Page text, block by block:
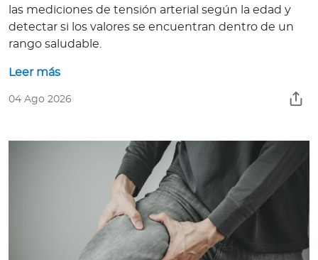
u
d
Ingresar a Mi Bupa
Para Clientes
Red de Salud
las mediciones de tensión arterial según la edad y
detectar si los valores se encuentran dentro de un
rango saludable.
Leer más
04 Ago 2026